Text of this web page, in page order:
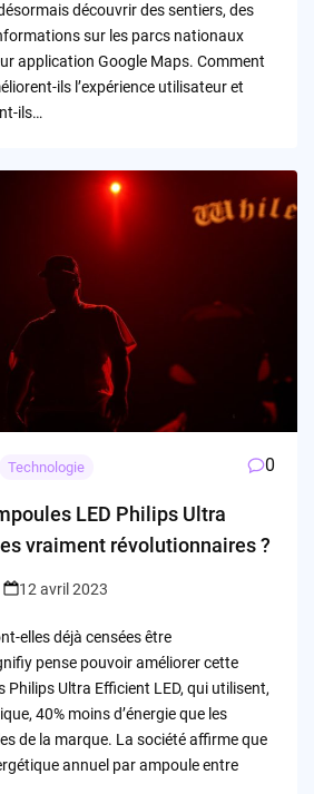
découvrir des sentiers, des
sur les parcs nationaux
application Google Maps. Comment
ils l’expérience utilisateur et
ils…
Technologie 0
LED Philips Ultra
vraiment révolutionnaires ?
12 avril 2023
elles déjà censées être
pense pouvoir améliorer cette
Philips Ultra Efficient LED, qui utilisent,
40% moins d’énergie que les
de la marque. La société affirme que
annuel par ampoule entre